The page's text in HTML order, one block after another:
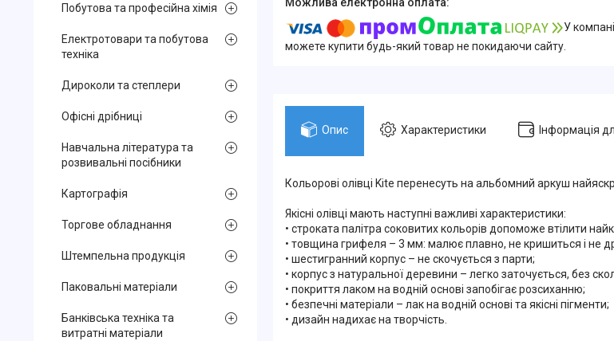
У
можете купити будь-який товар не покидаючи сайту.
Опис Характеристики Інформація
Кольорові олівці Kite перенесуть на альбомний аркуш
Якісні олівці мають наступні важливі характеристики:
• строката палітра соковитих кольорів допоможе втілити
• товщина грифеля – 3 мм: малює плавно, не кришиться і не
• шестигранний корпус – не скочується з парти;
• корпус з натуральної деревини – легко заточується, без
• покриття лаком на водній основі запобігає розсиханню;
• безпечні матеріали – лак на водній основі та якісні пігменти;
• дизайн надихає на творчість.
Побутова та професійна хімія
Електротовари та побутова
техніка
Дироколи та степлери
Офісні дрібниці
Навчальна література та
розвивальні посібники
Картографія
Торгове обладнання
Штемпельна продукція
Паковальні матеріали
Банківська техніка та
витратні матеріали